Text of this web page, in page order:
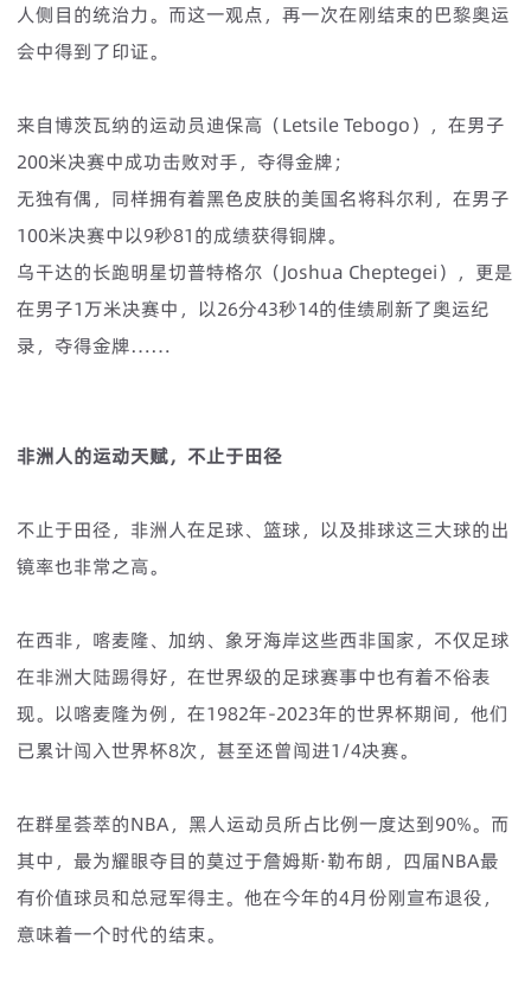
人侧目的统治力。而这一观点，再一次在刚结束的巴黎奥运
会中得到了印证。
来自‌博茨瓦纳的运动员迪保高（‌Letsile Tebogo），‌在男子
200米决赛中‌成功击败对手，‌夺得金牌；
无独有偶，同样拥有着黑色皮肤的美国名将科尔利，在男子
100米决赛中以9秒81的成绩获得铜牌。
乌干达的长跑明星切普特格尔（Joshua Cheptegei），更是
在男子1万米决赛中，以26分43秒14的佳绩刷新了奥运纪
录，夺得金牌……
非洲人的运动天赋，不止于田径
不止于田径，非洲人在足球、篮球，以及排球这三大球的出
镜率也非常之高。
在西非，喀麦隆、加纳、象牙海岸这些西非国家，不仅足球
在非洲大陆踢得好，在世界级的足球赛事中也有着不俗表
现。以喀麦隆为例，在1982年-2023年的世界杯期间，他们
已累计闯入世界杯8次，甚至还曾闯进1/4决赛。
在群星荟萃的NBA，黑人运动员所占比例一度达到90%。而
其中，最为耀眼夺目的莫过于詹姆斯·勒布朗，四届NBA最
有价值球员和总冠军得主。他在今年的4月份刚宣布退役，
意味着一个时代的结束。